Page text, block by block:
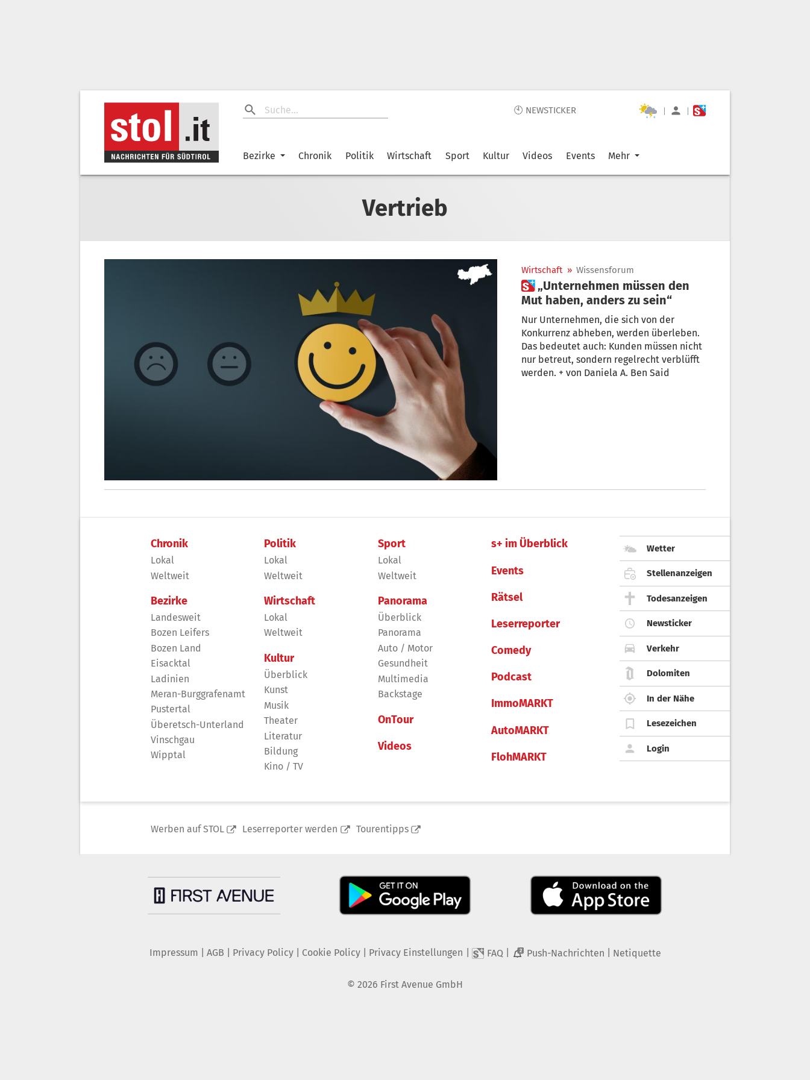
🕙 NEWSTICKER | |
Bezirke Chronik Politik Wirtschaft Sport Kultur Videos Events Mehr
Vertrieb
Wirtschaft » Wissensforum
 „Unternehmen müssen den
Mut haben, anders zu sein“
Nur Unternehmen, die sich von der
Konkurrenz abheben, werden überleben.
Das bedeutet auch: Kunden müssen nicht
nur betreut, sondern regelrecht verblüfft
werden. + von Daniela A. Ben Said
Chronik
Lokal
Weltweit
Bezirke
Landesweit
Bozen Leifers
Bozen Land
Eisacktal
Ladinien
Meran-Burggrafenamt
Pustertal
Überetsch-Unterland
Vinschgau
Wipptal
Politik
Lokal
Weltweit
Wirtschaft
Lokal
Weltweit
Kultur
Überblick
Kunst
Musik
Theater
Literatur
Bildung
Kino / TV
Sport
Lokal
Weltweit
Panorama
Überblick
Panorama
Auto / Motor
Gesundheit
Multimedia
Backstage
OnTour
Videos
s+ im Überblick
Events
Rätsel
Leserreporter
Comedy
Podcast
ImmoMARKT
AutoMARKT
FlohMARKT
Wetter
Stellenanzeigen
Todesanzeigen
Newsticker
Verkehr
Dolomiten
In der Nähe
Lesezeichen
Login
Werben auf STOL Leserreporter werden Tourentipps
Impressum AGB Privacy Policy| Cookie Policy| Privacy Einstellungen FAQ 2 Push-Nachrichten Netiquette
© 2026 First Avenue GmbH